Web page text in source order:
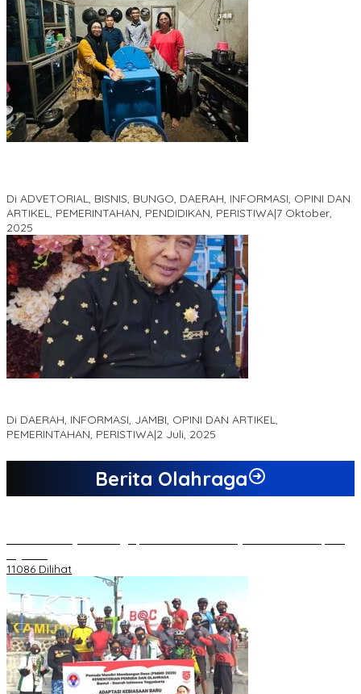
Di ADVETORIAL, BISNIS, BUNGO, DAERAH, INFORMASI, OPINI DAN
ARTIKEL, PEMERINTAHAN, PENDIDIKAN, PERISTIWA|7 Oktober,
2025
Di DAERAH, INFORMASI, JAMBI, OPINI DAN ARTIKEL,
PEMERINTAHAN, PERISTIWA|2 Juli, 2025
Berita Olahraga
11086 Dilihat